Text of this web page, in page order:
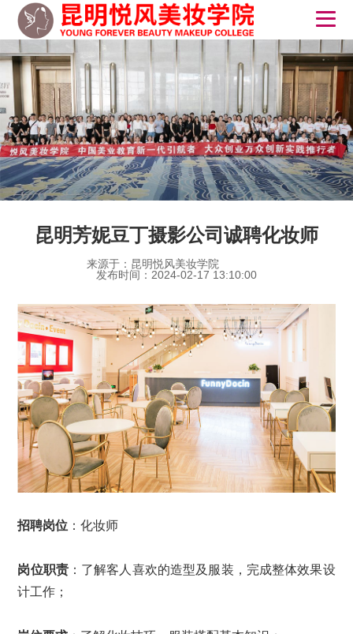
昆明芳妮豆丁摄影公司诚聘化妆师
来源于：昆明悦风美妆学院
发布时间：2024-02-17 13:10:00
招聘岗位 ：化妆师
岗位职责：了解客人喜欢的造型及服装，完成整体效果设
计工作；